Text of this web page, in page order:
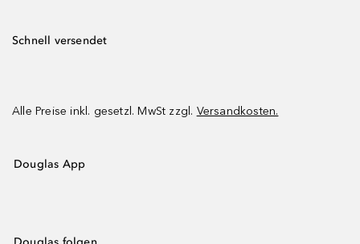
Schnell versendet
Alle Preise inkl. gesetzl. MwSt zzgl. Versandkosten.
Douglas App